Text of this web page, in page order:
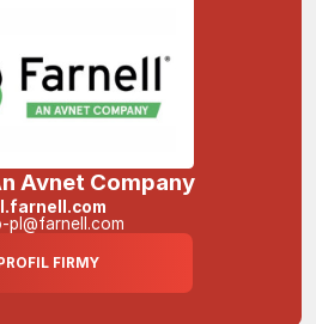
Avnet Company
pl@farnell.com
PROFIL FIRMY